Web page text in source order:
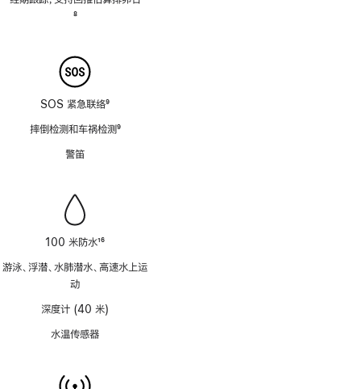
8
SOS 紧急联络9
摔倒检测和车祸检测9
警笛
100 米防水16
游泳、浮潜、水肺潜水、高速水上运
动
深度计 (40 米)
水温传感器